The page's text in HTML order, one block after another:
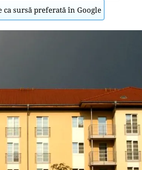
ca sursă preferată în Google